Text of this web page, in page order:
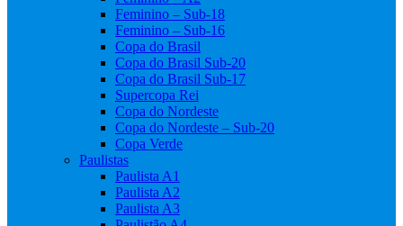
Feminino – Sub-18
Feminino – Sub-16
Copa do Brasil
Copa do Brasil Sub-20
Copa do Brasil Sub-17
Supercopa Rei
Copa do Nordeste
Copa do Nordeste – Sub-20
Copa Verde
Paulistas
Paulista A1
Paulista A2
Paulista A3